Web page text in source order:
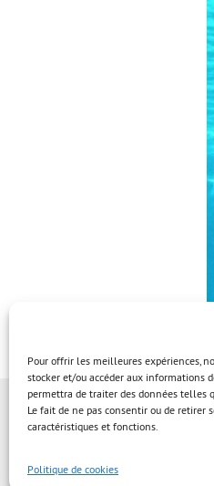
Pour offrir les meilleures expériences,
stocker et/ou accéder aux informations
permettra de traiter des données telles
Le fait de ne pas consentir ou de
caractéristiques et fonctions.
Politique de cookies